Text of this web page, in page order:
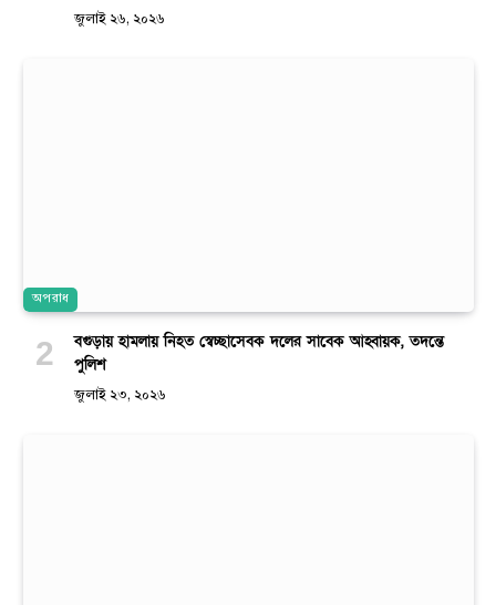
জুলাই ২৬, ২০২৬
অপরাধ
বগুড়ায় হামলায় নিহত স্বেচ্ছাসেবক দলের সাবেক আহ্বায়ক, তদন্তে
পুলিশ
জুলাই ২৩, ২০২৬